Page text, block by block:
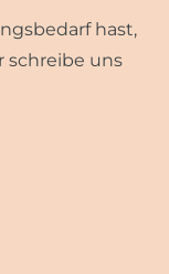
hast,
schreibe uns